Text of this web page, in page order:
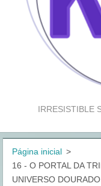
IRRESISTIBLE
Página inicial >
16 - O PORTAL DA
UNIVERSO DOURADO